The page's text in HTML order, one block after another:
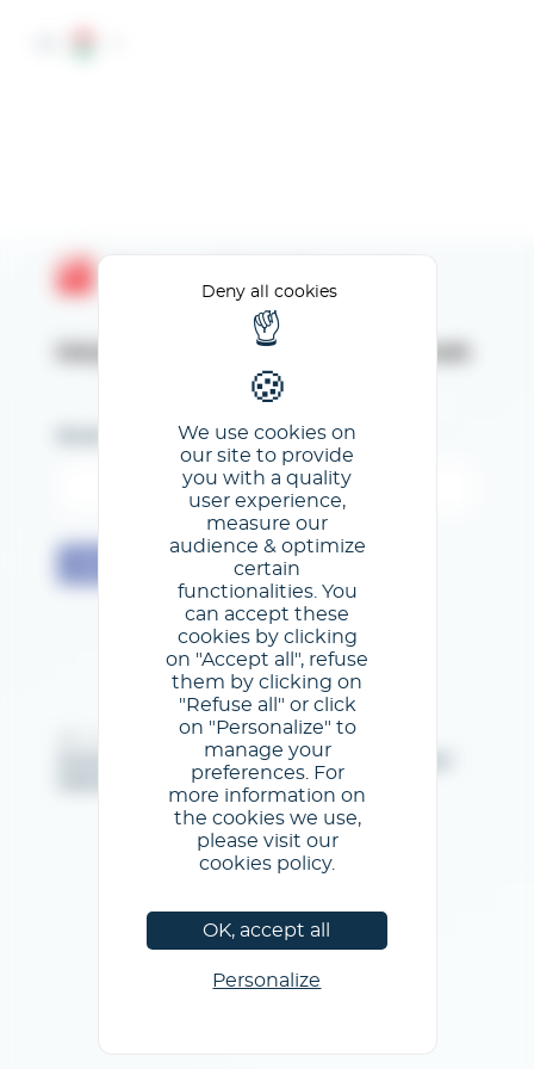
Kérjük, adja meg az e-mail címét
@GL events - Tous droits réservés
az Általános Szertődési Feltételeket
Adatvédelmi szabályzat /Cookie szabályzat
We use cookies on
our site to provide
you with a quality
user experience,
measure our
audience & optimize
certain
functionalities. You
can accept these
cookies by clicking
on "Accept all", refuse
them by clicking on
"Refuse all" or click
on "Personalize" to
manage your
preferences. For
more information on
the cookies we use,
please visit our
cookies policy.
OK, accept all
Deny all cookies
Personalize